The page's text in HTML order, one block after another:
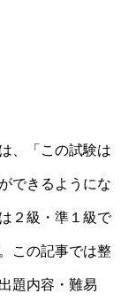
、「この試験は
できるようにな
２級・準１級で
この記事では整
題内容・難易